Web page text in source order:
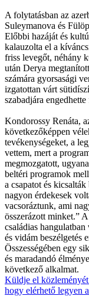
A folytatásban az
Suleymanova és
Előbbi hazáját és
kalauzolta el a
friss levegőt, néhány
után Derya
számára gyorsasági
izgatottan várt
szabadjára
Kondorossy Renáta,
következőképpen
tevékenységeket, a
vettem, mert a
megmozgatott,
beltéri programok
a csapatot és
nagyon érdekesek
vacsoráztunk, ami
összerázott minket.”
családias
és vidám beszélgetés
Összességében egy
és maradandó
következő alkalmat.
Küldje el közleményét
hogy elérhető legyen